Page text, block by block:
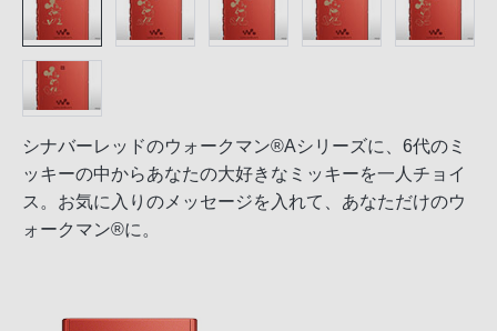
シナバーレッドのウォークマン®Aシリーズに、6代のミ
ッキーの中からあなたの大好きなミッキーを一人チョイ
ス。お気に入りのメッセージを入れて、あなただけのウ
ォークマン®に。